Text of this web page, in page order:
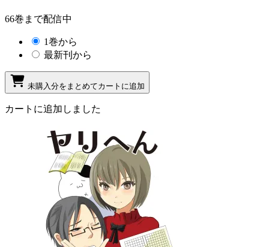
66巻まで配信中
1巻から
最新刊から
未購入分をまとめてカートに追加
カートに追加しました